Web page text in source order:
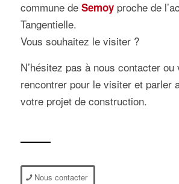
commune de Semoyproche de
Tangentielle.
Vous souhaitez le visiter ?
N’hésitez pas à nous contacter ou
rencontrer pour le visiter et parler
votre projet de construction.
Nous contacter